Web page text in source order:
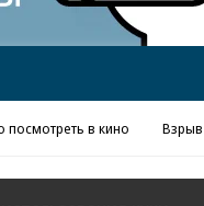
посмотреть в кино Взрыв